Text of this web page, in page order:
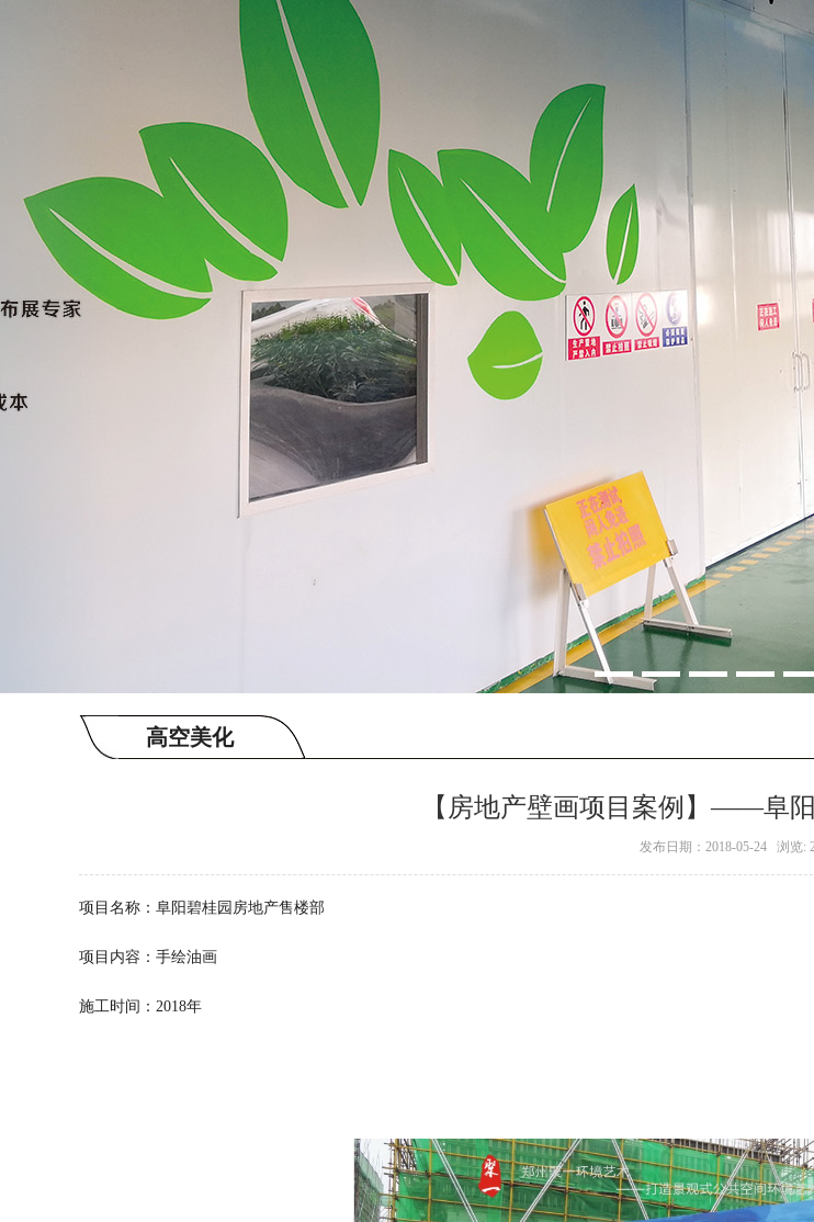
高空美化
【房地产壁画项目案例】——阜
发布日期：2018-05-24 浏览:
项目名称：阜阳碧桂园房地产售楼部
项目内容：手绘油画
施工时间：2018年